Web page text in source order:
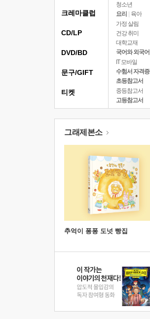
청소년
요리
육아
가정 살림
건강 취미
대학교재
국어와 외국어
IT 모바일
수험서 자격증
초등참고서
중등참고서
고등참고서
크레마클럽
CD/LP
DVD/BD
문구/GIFT
티켓
그래제본소
추억이 퐁퐁 도넛 빵집